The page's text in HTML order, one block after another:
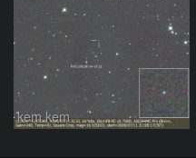
kem.kem